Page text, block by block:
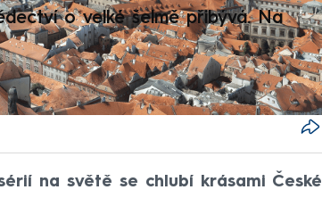
o velké šelmě přibývá. Na
na světě se chlubí krásami České